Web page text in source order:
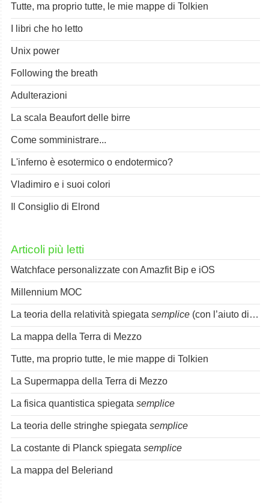
Tutte, ma proprio tutte, le mie mappe di Tolkien
I libri che ho letto
Unix power
Following the breath
Adulterazioni
La scala Beaufort delle birre
Come somministrare...
L'inferno è esotermico o endotermico?
Vladimiro e i suoi colori
Il Consiglio di Elrond
Articoli più letti
Watchface personalizzate con Amazfit Bip e iOS
Millennium MOC
La teoria della relatività spiegata semplice (con l’aiuto di Spok)
La mappa della Terra di Mezzo
Tutte, ma proprio tutte, le mie mappe di Tolkien
La Supermappa della Terra di Mezzo
La fisica quantistica spiegata semplice
La teoria delle stringhe spiegata semplice
La costante di Planck spiegata semplice
La mappa del Beleriand